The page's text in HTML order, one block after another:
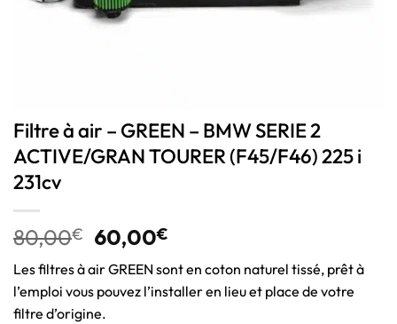
Filtre à air – GREEN – BMW SERIE 2
ACTIVE/GRAN TOURER (F45/F46) 225 i
231cv
80,00€ 60,00€
Les filtres à air GREEN sont en coton naturel tissé, prêt à
l’emploi vous pouvez l’installer en lieu et place de votre
filtre d’origine.